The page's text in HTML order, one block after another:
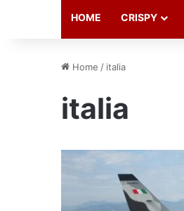
HOME CRISPY
Home / italia
italia